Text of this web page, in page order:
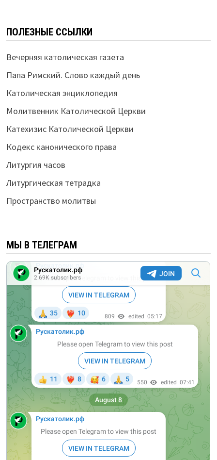
ПОЛЕЗНЫЕ ССЫЛКИ
Вечерняя католическая газета
Папа Римский. Слово каждый день
Католическая энциклопедия
Молитвенник Католической Церкви
Катехизис Католической Церкви
Кодекс канонического права
Литургия часов
Литургическая тетрадка
Пространство молитвы
МЫ В ТЕЛЕГРАМ